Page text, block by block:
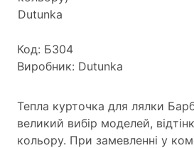
Код: Б304
Виробник: Dutunka
Тепла курточка для лялки
великий вибір моделей,
кольору. При замевленні у